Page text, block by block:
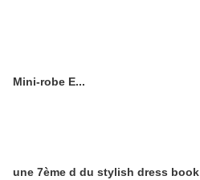
Mini-robe E...
une 7ème d du stylish dress book